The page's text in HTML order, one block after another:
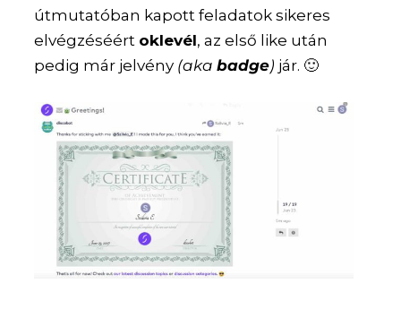
útmutatóban kapott feladatok sikeres
elvégzéséért oklevél, az első like után
pedig már jelvény (akabadge) jár. 🙂